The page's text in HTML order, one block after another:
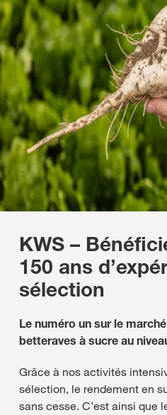
KWS –
150 ans
sélection
Le numéro un sur le
betteraves à sucre au
Grâce à nos activités
sélection, le rendement en
sans cesse. C’est ainsi que